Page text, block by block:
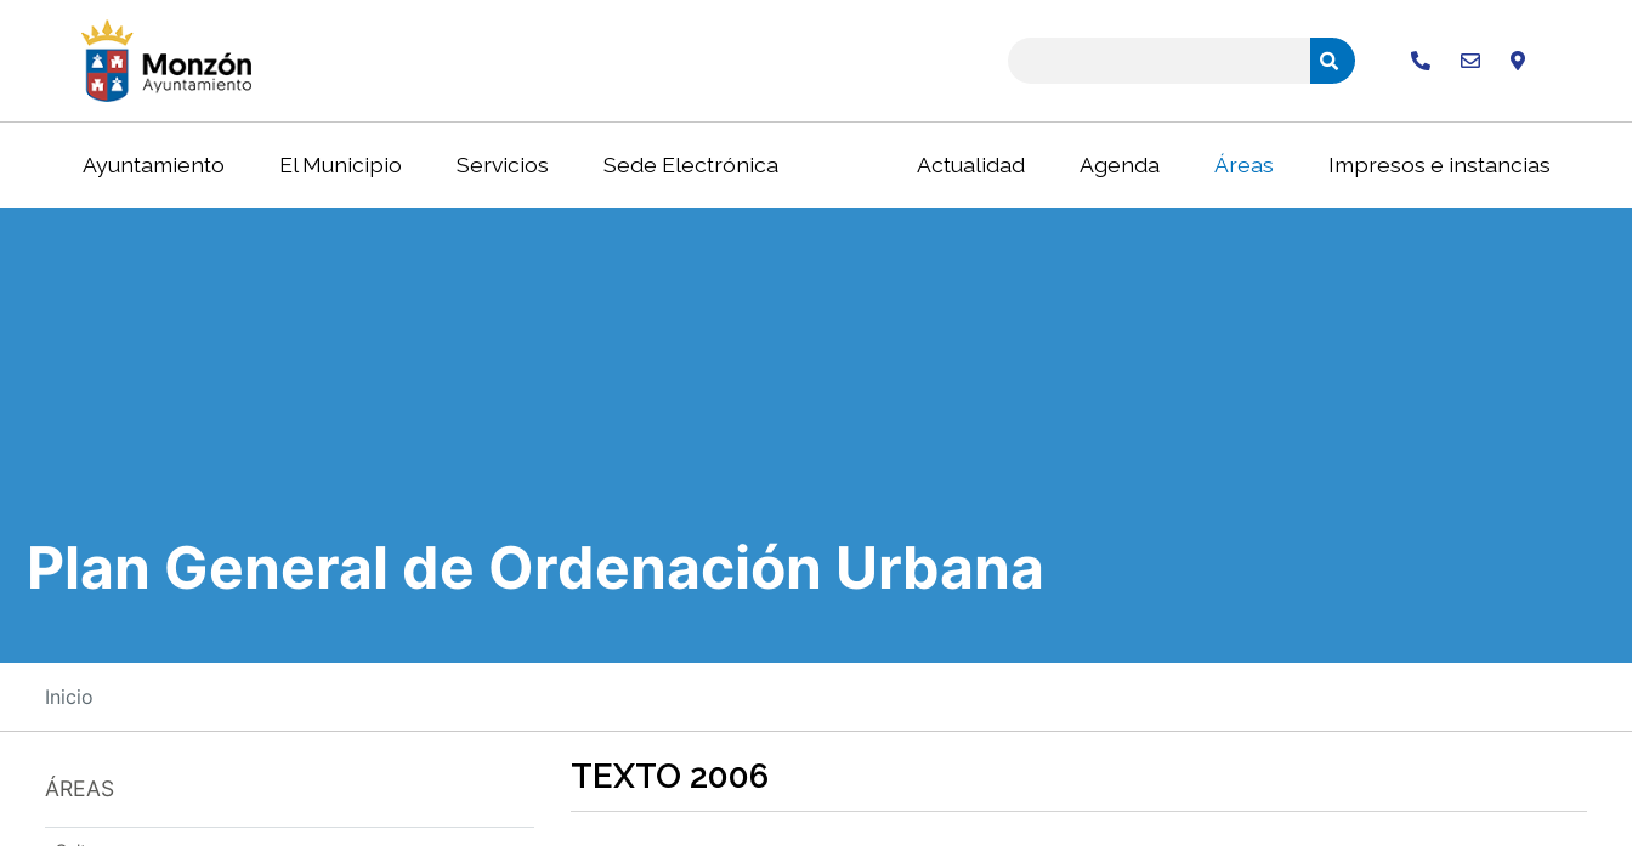
Ayuntamiento El Municipio Servicios Sede Electrónica Actualidad Agenda Áreas Impresos e instancias
Plan General de Ordenación Urbana
Inicio
ÁREAS TEXTO 2006